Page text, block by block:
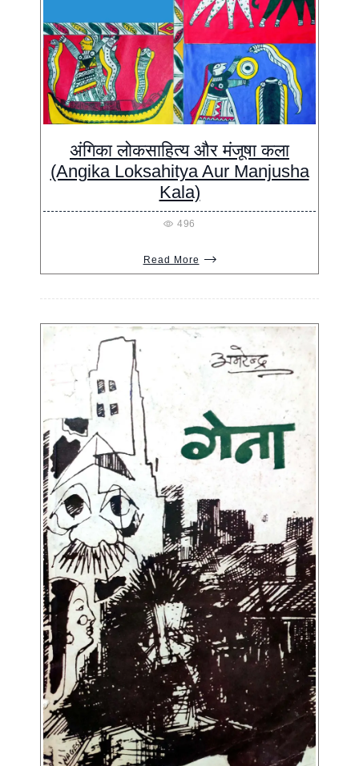
अंगिका लोकसाहित्य और मंजूषा कला
(Angika Loksahitya Aur Manjusha
Kala)
496
Read More